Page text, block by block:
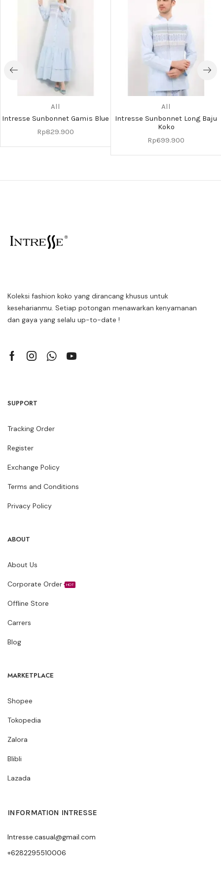
All
Intresse Sunbonnet Gamis Blue
Rp829.900
All
Intresse Sunbonnet Long Baju
Koko
Rp699.900
Koleksi fashion koko yang dirancang khusus untuk
keseharianmu. Setiap potongan menawarkan kenyamanan
dan gaya yang selalu up-to-date !
SUPPORT
Tracking Order
Register
Exchange Policy
Terms and Conditions
Privacy Policy
ABOUT
About Us
Corporate Order HOT
Offline Store
Carrers
Blog
MARKETPLACE
Shopee
Tokopedia
Zalora
Blibli
Lazada
INFORMATION INTRESSE
Intresse.casual@gmail.com
+6282295510006